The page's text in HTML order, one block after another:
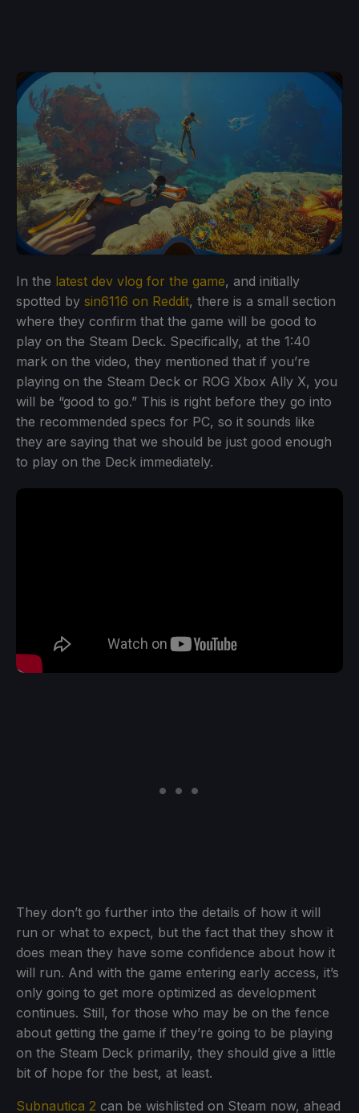
In the latest dev vlog for the game, and initially
spotted by sin6116 on Reddit, there is a small section
where they confirm that the game will be good to
play on the Steam Deck. Specifically, at the 1:40
mark on the video, they mentioned that if you’re
playing on the Steam Deck or ROG Xbox Ally X, you
will be “good to go.” This is right before they go into
the recommended specs for PC, so it sounds like
they are saying that we should be just good enough
to play on the Deck immediately.
They don’t go further into the details of how it will
run or what to expect, but the fact that they show it
does mean they have some confidence about how it
will run. And with the game entering early access, it’s
only going to get more optimized as development
continues. Still, for those who may be on the fence
about getting the game if they’re going to be playing
on the Steam Deck primarily, they should give a little
bit of hope for the best, at least.
Subnautica 2 can be wishlisted on Steam now, ahead